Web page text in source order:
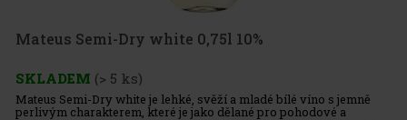
Mateus Semi-Dry white 0,75l 10%
SKLADEM (> 5 ks)
Mateus Semi-Dry white je lehké, svěží a mladé bílé víno s jemně
perlivým charakterem, které je jako dělané pro pohodové a